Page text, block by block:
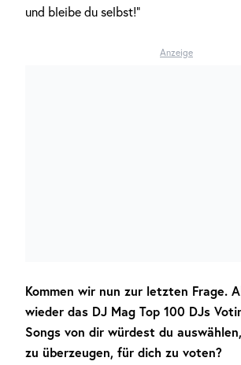
und bleibe du selbst!“
Anzeige
Kommen wir nun zur letzten Frage.
wieder das DJ Mag Top 100 DJs
Songs von dir würdest du
zu überzeugen, für dich zu voten?